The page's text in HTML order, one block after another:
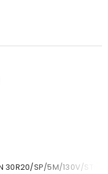
30R20/SP/5M/130V/STD